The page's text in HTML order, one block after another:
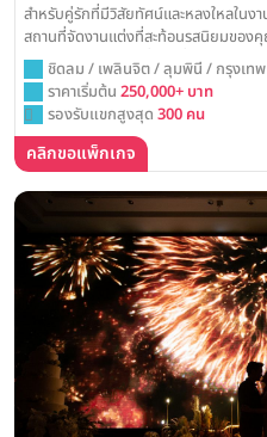
สำหรับคู่รักที่มีวิสัยทัศน์และหลงใหลใน
สถานที่จัดงานแต่งที่สะท้อนรสนิยมของ
ใจกลางราชประสงค์ ที่จะเปลี่ยนวันวิวาห์
ชิดลม / เพลินจิต / ลุมพินี / กรุงเทพ
ราคาเริ่มต้น 250,000+ บาท
รองรับแขกสูงสุด 300 คน
คลิกขอแพ็กเกจ